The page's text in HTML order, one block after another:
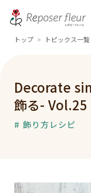
トップ > トピックス一覧
Decorate
飾る- Vol.25
# 飾り方レシピ